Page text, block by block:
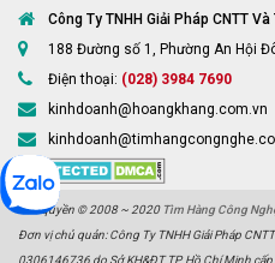
Công Ty TNHH Giải Pháp CNTT
188 Đường số 1, Phường An Hội
Điện thoại: (028) 3984 7690
kinhdoanh@hoangkhang.com.vn
Bản quyền © 2008 ~ 2020 Tìm Hàng Công
Đơn vị chủ quản: Công Ty TNHH Giải Pháp